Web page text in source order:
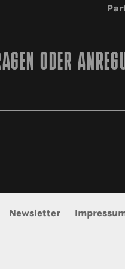
ODER
Newsletter